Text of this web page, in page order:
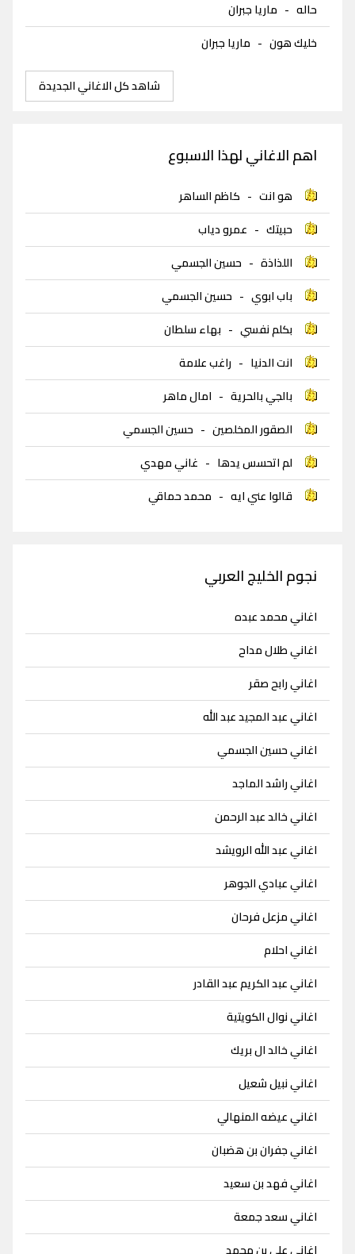
حاله - ماريا جبران
خليك هون - ماريا جبران
شاهد كل الاغاني الجديدة
اهم الاغاني لهذا الاسبوع
هو انت - كاظم الساهر
حبيتك - عمرو دياب
اللذاذة - حسين الجسمي
باب ابوي - حسين الجسمي
بكلم نفسي - بهاء سلطان
انت الدنيا - راغب علامة
بالجي بالحرية - امال ماهر
الصقور المخلصين - حسين الجسمي
لم اتحسس يدها - غاني مهدي
قالوا عني ايه - محمد حماقي
نجوم الخليج العربي
اغاني محمد عبده
اغاني طلال مداح
اغاني رابح صقر
اغاني عبد المجيد عبد الله
اغاني حسين الجسمي
اغاني راشد الماجد
اغاني خالد عبد الرحمن
اغاني عبد الله الرويشد
اغاني عبادي الجوهر
اغاني مزعل فرحان
اغاني احلام
اغاني عبد الكريم عبد القادر
اغاني نوال الكويتية
اغاني خالد ال بريك
اغاني نبيل شعيل
اغاني عيضه المنهالي
اغاني جفران بن هضبان
اغاني فهد بن سعيد
اغاني سعد جمعة